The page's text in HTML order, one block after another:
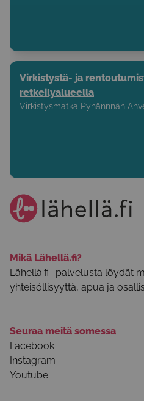
Virkistystä- ja
retkeilyalueella
Virkistysmatka Pyhännnän
Mikä Lähellä.fi?
Lähellä.fi -palvelusta löydät
yhteisöllisyyttä, apua ja
Seuraa meitä somessa
Facebook
Instagram
Youtube